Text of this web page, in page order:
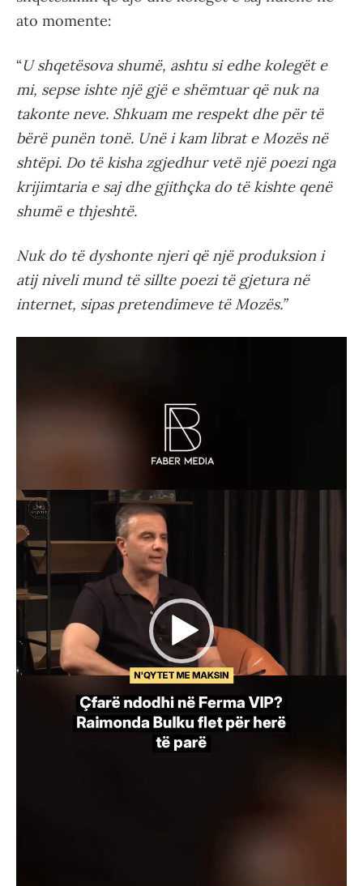
ato momente:
“U shqetësova shumë, ashtu si edhe kolegët e
mi, sepse ishte një gjë e shëmtuar që nuk na
takonte neve. Shkuam me respekt dhe për të
bërë punën tonë. Unë i kam librat e Mozës në
shtëpi. Do të kisha zgjedhur vetë një poezi nga
krijimtaria e saj dhe gjithçka do të kishte qenë
shumë e thjeshtë.
Nuk do të dyshonte njeri që një produksion i
atij niveli mund të sillte poezi të gjetura në
internet, sipas pretendimeve të Mozës.”